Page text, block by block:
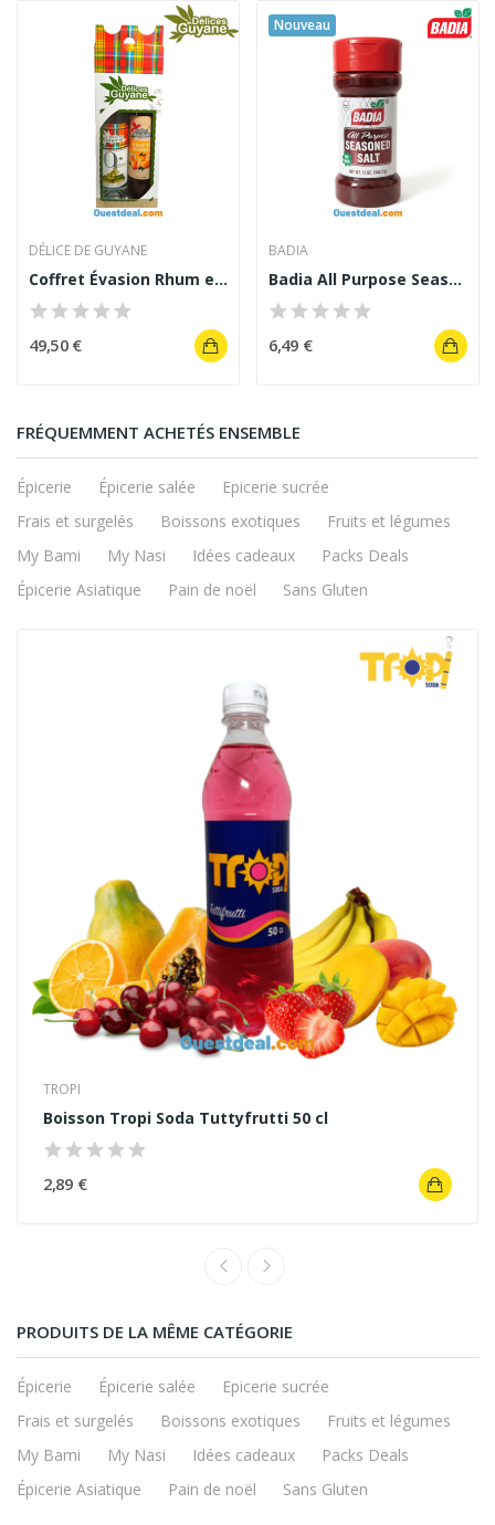
DÉLICE DE GUYANE
Coffret Évasion Rhum et Sirop Mombin Délice de...
49,50 €
Nouveau
BADIA
Badia All Purpose Seasoned Salt Sel Assaisonné...
6,49 €
FRÉQUEMMENT ACHETÉS ENSEMBLE
Épicerie Épicerie salée
Epicerie sucrée
Frais et surgelés
Boissons exotiques
Fruits et légumes
My Bami
My Nasi Idées cadeaux
Packs Deals
Épicerie Asiatique
Pain de noël Sans Gluten
TROPI
Boisson Tropi Soda Tuttyfrutti 50 cl
2,89 €
PRODUITS DE LA MÊME CATÉGORIE
Épicerie Épicerie salée
Epicerie sucrée
Frais et surgelés
Boissons exotiques
Fruits et légumes
My Bami
My Nasi Idées cadeaux
Packs Deals
Épicerie Asiatique
Pain de noël Sans Gluten